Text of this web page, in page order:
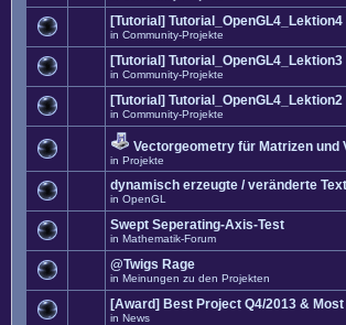
[Tutorial]
in Community-Projekte
[Tutorial] Tutorial_OpenGL4_Lektion3
in Community-Projekte
[Tutorial]
in Community-Projekte
Vectorgeometry für Matrizen und
in Projekte
dynamisch erzeugte / veränderte
in OpenGL
Swept Seperating-Axis-Test
in Mathematik-Forum
@Twigs Rage
in Meinungen zu den Projekten
[Award] Best Project Q4/2013 &
in News